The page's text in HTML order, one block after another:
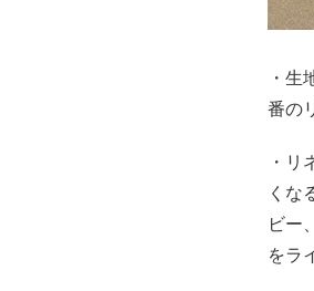
・生
番の
・リ
くな
ビー
をラ